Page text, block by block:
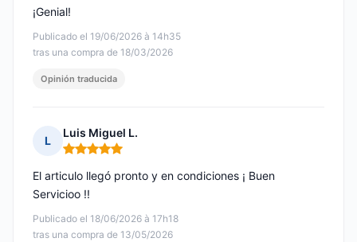
Publicado el 19/06/2026 à 14h35
tras una compra de 18/03/2026
¡Genial!
Opinión traducida
L
Luis Miguel L.
Nota: 5 de 5
Publicado el 18/06/2026 à 17h18
tras una compra de 13/05/2026
El articulo llegó pronto y en condiciones ¡ Buen
Servicioo !!